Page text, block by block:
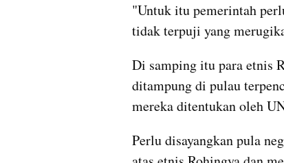
"Untuk itu pemerintah
tidak terpuji yang
Di samping itu para etnis
ditampung di pulau
mereka ditentukan oleh
Perlu disayangkan pula